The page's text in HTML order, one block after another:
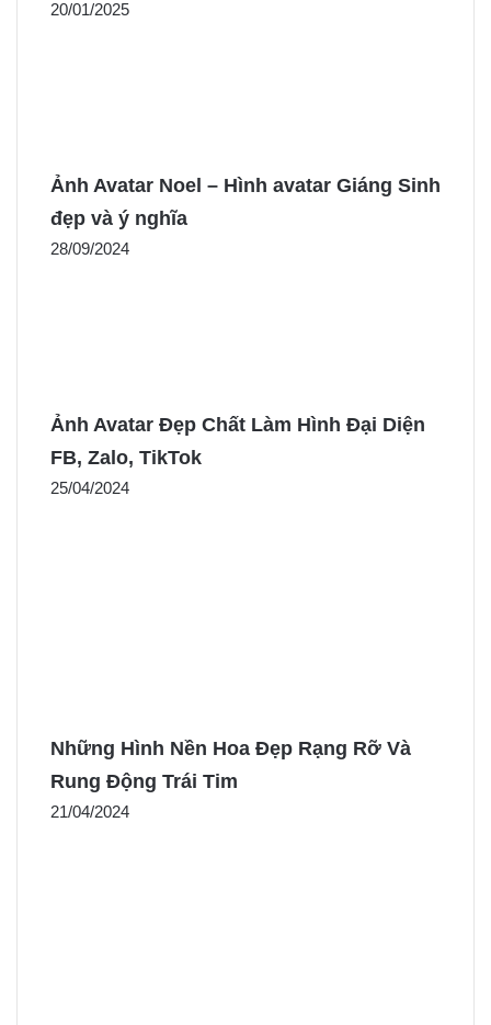
20/01/2025
Ảnh Avatar Noel – Hình avatar Giáng Sinh
đẹp và ý nghĩa
28/09/2024
Ảnh Avatar Đẹp Chất Làm Hình Đại Diện
FB, Zalo, TikTok
25/04/2024
Những Hình Nền Hoa Đẹp Rạng Rỡ Và
Rung Động Trái Tim
21/04/2024